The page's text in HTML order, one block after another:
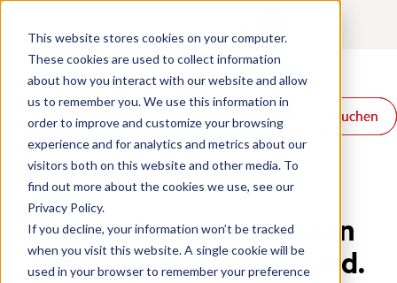
This website stores cookies on your computer.
These cookies are used to collect information
about how you interact with our website and allow
us to remember you. We use this information in
order to improve and customize your browsing
experience and for analytics and metrics about our
visitors both on this website and other media. To
find out more about the cookies we use, see our
Privacy Policy.
If you decline, your information won’t be tracked
when you visit this website. A single cookie will be
used in your browser to remember your preference
Produkte
Ressourcen
Demo buchen
Demo buchen
Home / De / Pricing
CX-Intelligenz, die Ihren
Ambitionen gerecht wird.